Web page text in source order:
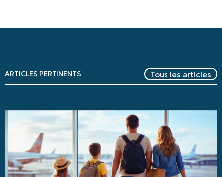
ARTICLES PERTINENTS Tous les articles